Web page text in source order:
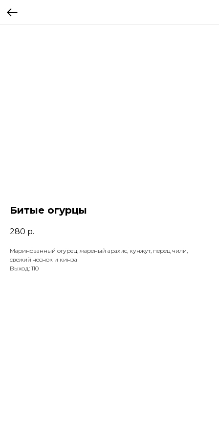
Битые огурцы
280 р.
Маринованный огурец, жареный арахис, кунжут, перец чили,
свежий чеснок и кинза
Выход: 110